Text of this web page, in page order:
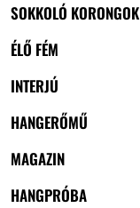
SOKKOLÓ KORONGOK
ÉLŐ FÉM
INTERJÚ
HANGERŐMŰ
MAGAZIN
HANGPRÓBA